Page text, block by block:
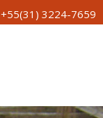
+55(31) 3224-7659